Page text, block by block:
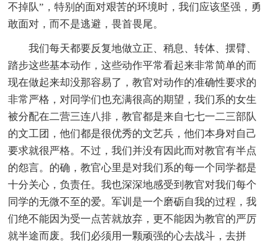
不掉队”，特别的面对艰苦的环境时，我们应该坚强，勇
敢面对，而不是逃避，畏首畏尾。
我们每天都要反复地做立正、稍息、转体、摆臂、
踏步这些基本动作，这些动作平常看起来非常简单的而
现在做起来却没那容易了，教官对动作的准确性要求的
非常严格，对同学们也充满很高的期望，我们系的女生
被分配在二营三连八排，教官都是来自七七一二三部队
的文工团，他们都是很优秀的文艺兵，他们本身对自己
要求就很严格。不过，我们并没有因此而对教官有半点
的怨言。的确，教官心里是对我们系的每一个同学都是
十分关心，负责任。我也深深地感受到教官对我们每个
同学的无微不至的爱。军训是一个磨砺自我的过程，我
们绝不能因为受一点苦就放弃，更不能因为教官的严厉
就半途而废。我们必须用一颗顽强的心去战斗，去拼